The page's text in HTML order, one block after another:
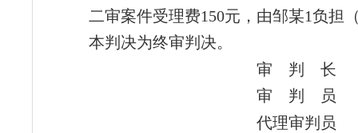
二审案件受理费150元，由邹某1负担
本判决为终审判决。
审 判 长
审 判 员
代理审判